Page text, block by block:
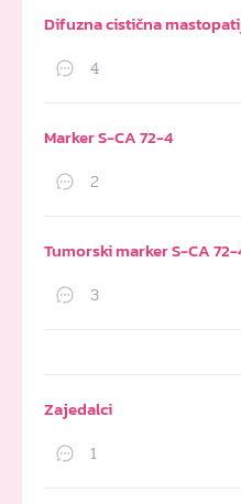
Difuzna cistična
4
Marker S-CA 72-4
2
Tumorski marker S-CA
3
Zajedalci
1